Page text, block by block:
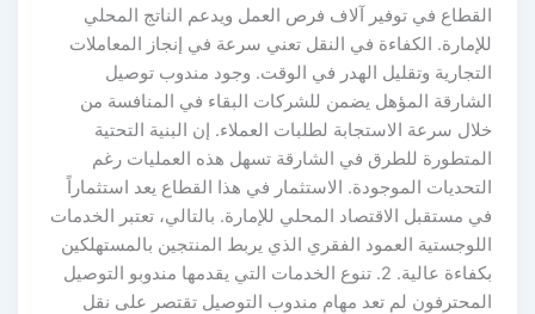
القطاع في توفير آلاف فرص العمل ويدعم الناتج المحلي
للإمارة. الكفاءة في النقل تعني سرعة في إنجاز المعاملات
التجارية وتقليل الهدر في الوقت. وجود مندوب توصيل
الشارقة المؤهل يضمن للشركات البقاء في المنافسة من
خلال سرعة الاستجابة لطلبات العملاء. إن البنية التحتية
المتطورة للطرق في الشارقة تسهل هذه العمليات رغم
التحديات الموجودة. الاستثمار في هذا القطاع يعد استثماراً
في مستقبل الاقتصاد المحلي للإمارة. بالتالي، تعتبر الخدمات
اللوجستية العمود الفقري الذي يربط المنتجين بالمستهلكين
بكفاءة عالية. 2. تنوع الخدمات التي يقدمها مندوبو التوصيل
المحترفون لم تعد مهام مندوب التوصيل تقتصر على نقل